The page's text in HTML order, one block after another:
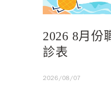
2026 8月份
診表
2026/08/07